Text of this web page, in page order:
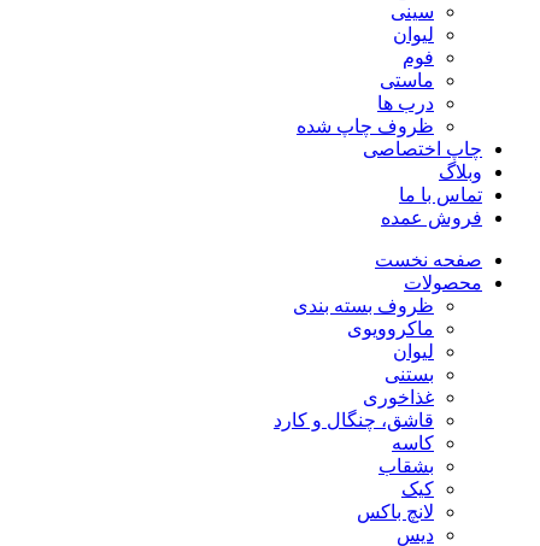
سینی
لیوان
فوم
ماستی
درب ها
ظروف چاپ شده
چاپ اختصاصی
وبلاگ
تماس با ما
فروش عمده
صفحه نخست
محصولات
ظروف بسته بندی
ماکروویوی
لیوان
بستنی
غذاخوری
قاشق، چنگال و کارد
کاسه
بشقاب
کیک
لانچ باکس
دیس